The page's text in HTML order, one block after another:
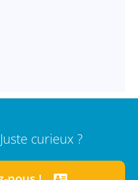
curieux ?